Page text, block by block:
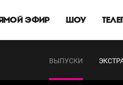
ЭФИР ШОУ
ВЫПУСКИ